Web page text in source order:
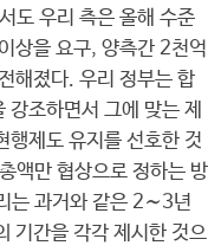
도 우리 측은 올해 수준
상을 요구, 양측간 2천억
해졌다. 우리 정부는 합
조하면서 그에 맞는 제
행제도 유지를 선호한 것
액만 협상으로 정하는 방
는 과거와 같은 2∼3년
기간을 각각 제시한 것으